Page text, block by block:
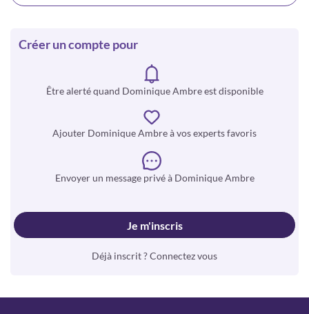
Créer un compte pour
Être alerté quand Dominique Ambre est disponible
Ajouter Dominique Ambre à vos experts favoris
Envoyer un message privé à Dominique Ambre
Je m'inscris
Déjà inscrit ? Connectez vous